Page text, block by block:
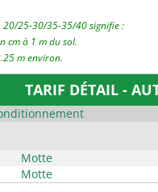
20/25-30/35-35/40 signifie :
cm à 1 m du sol.
m environ.
TARIF DÉTAIL -
Motte
Motte